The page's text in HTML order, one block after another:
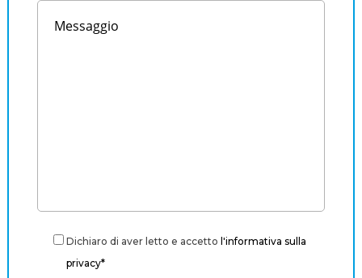
Dichiaro di aver letto e accetto l'informativa sulla
privacy*